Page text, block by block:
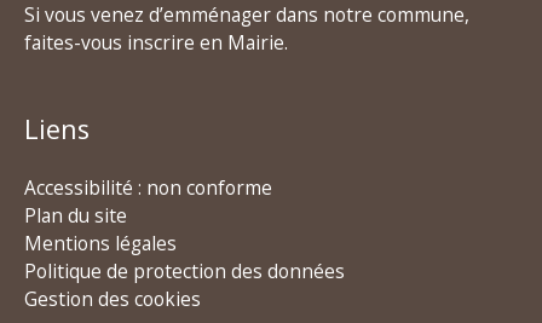
Si vous venez d’emménager dans notre commune,
faites-vous inscrire en Mairie.
Liens
Accessibilité : non conforme
Plan du site
Mentions légales
Politique de protection des données
Gestion des cookies